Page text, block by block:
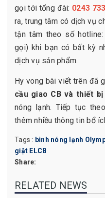
gọi tới tổng đài: 0243
ra, trung tâm có dịch vụ
tận tâm theo số hotline:
gọi) khi bạn có bất kỳ
dịch vụ sản phẩm.
Hy vong bài viết trên đã
cầu giao CB và thiết bị
nóng lạnh. Tiếp tục
thêm nhiều thông tin bổ
Tags : bình nóng lạnh
giật ELCB
Share:
RELATED NEWS